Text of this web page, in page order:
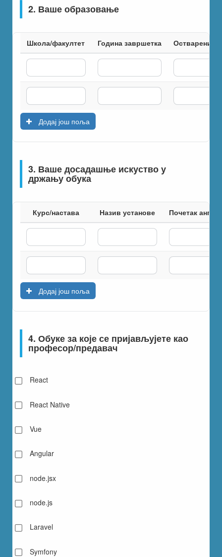
2. Ваше образовање
Школа/факултет Година завршетка Остварени
Додај још поља
3. Ваше досадашње искуство у
држању обука
Курс/настава Назив установе Почетак
Додај још поља
4. Обуке за које се пријављујете као
професор/предавач
React
React Native
Vue
Angular
node.jsx
node.js
Laravel
Symfony